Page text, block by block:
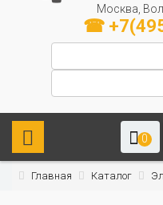
Москва,
☎
0
Главная Каталог